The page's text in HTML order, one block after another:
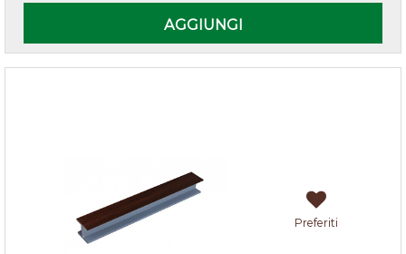
AGGIUNGI
Preferiti